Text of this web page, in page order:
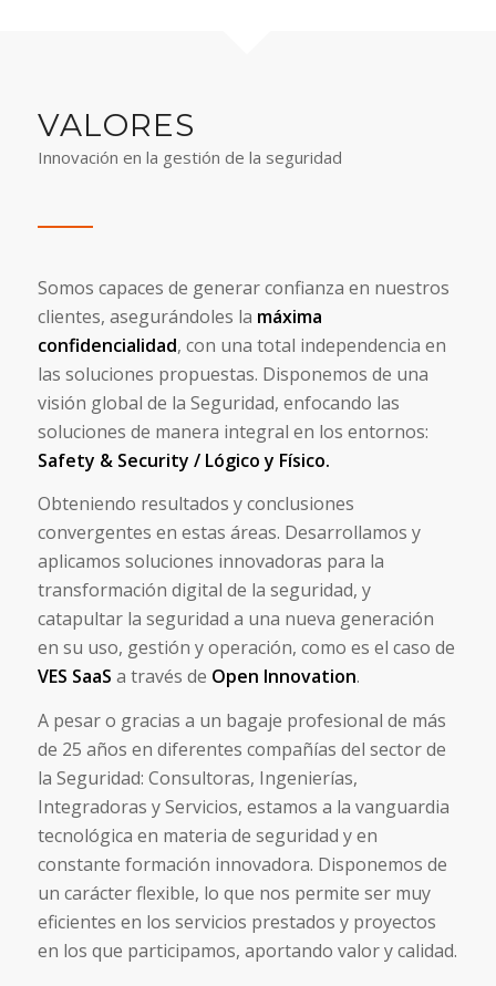
VALORES
Innovación en la gestión de la seguridad
Somos capaces de generar confianza en nuestros
clientes, asegurándoles la máxima
confidencialidad, con una total independencia en
las soluciones propuestas. Disponemos de una
visión global de la Seguridad, enfocando las
soluciones de manera integral en los entornos:
Safety & Security / Lógico y Físico.
Obteniendo resultados y conclusiones
convergentes en estas áreas. Desarrollamos y
aplicamos soluciones innovadoras para la
transformación digital de la seguridad, y
catapultar la seguridad a una nueva generación
en su uso, gestión y operación, como es el caso de
VES SaaS a través de Open Innovation.
A pesar o gracias a un bagaje profesional de más
de 25 años en diferentes compañías del sector de
la Seguridad: Consultoras, Ingenierías,
Integradoras y Servicios, estamos a la vanguardia
tecnológica en materia de seguridad y en
constante formación innovadora. Disponemos de
un carácter flexible, lo que nos permite ser muy
eficientes en los servicios prestados y proyectos
en los que participamos, aportando valor y calidad.